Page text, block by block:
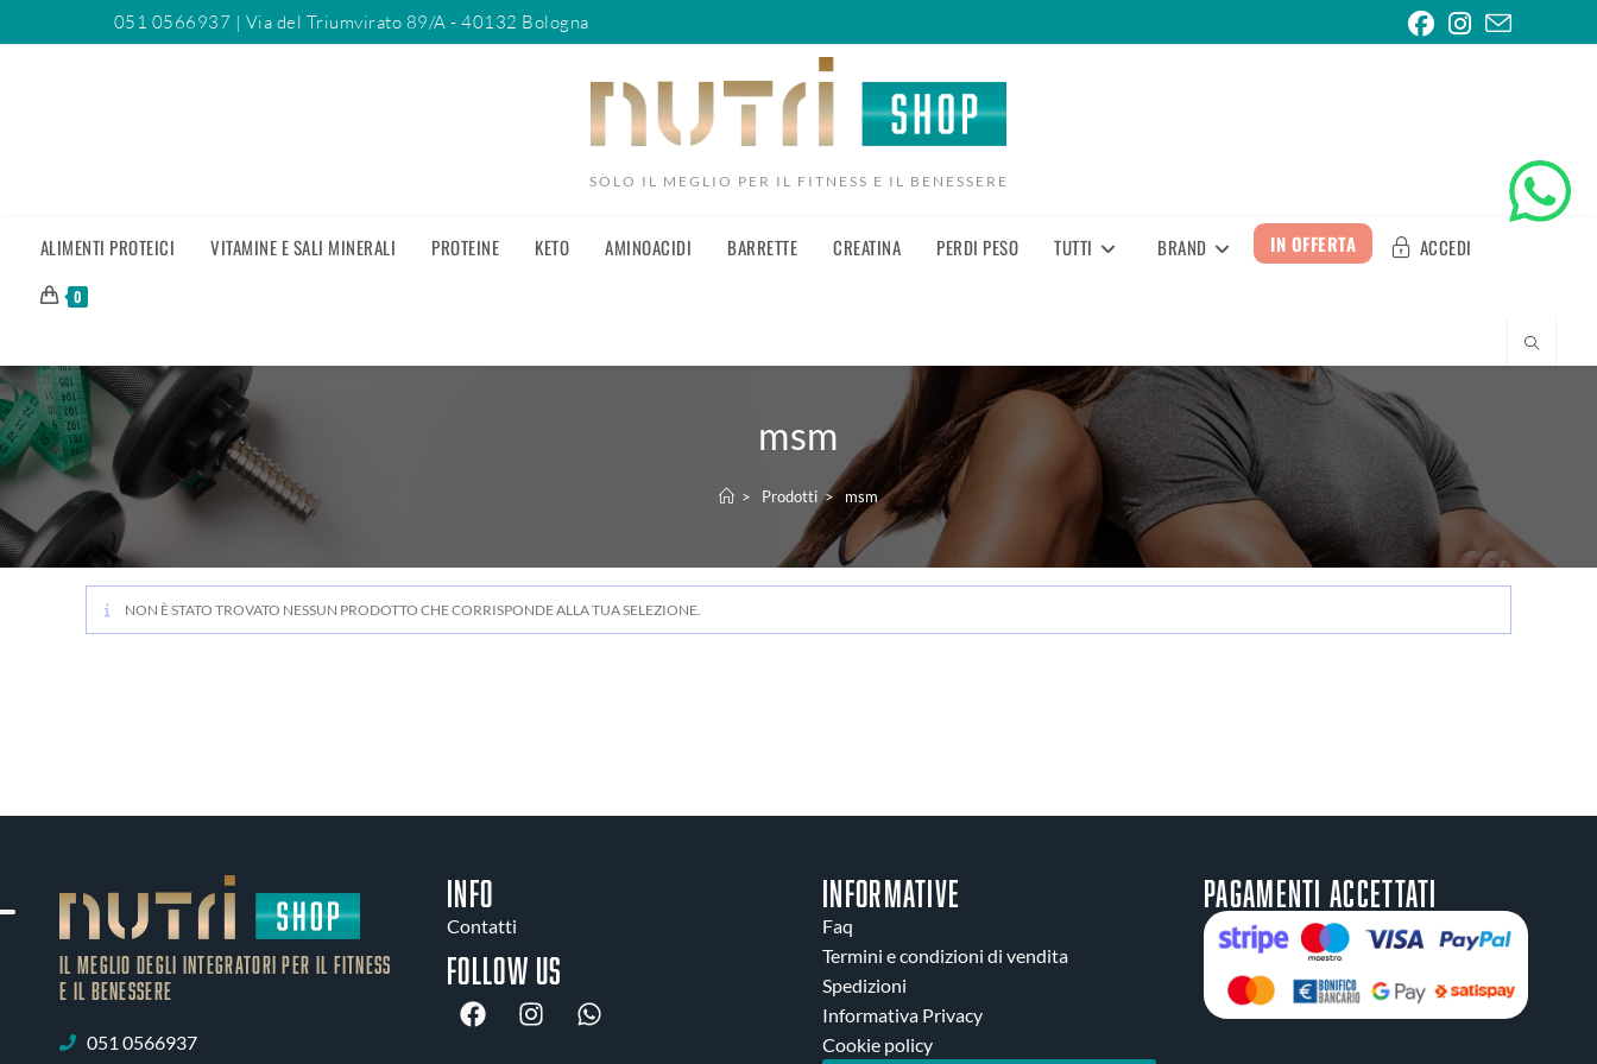
051 0566937 | Via del Triumvirato 89/A - 40132 Bologna
SOLO IL MEGLIO PER IL FITNESS E IL BENESSERE
ALIMENTI PROTEICI VITAMINE E SALI MINERALI PROTEINE KETO AMINOACIDI BARRETTE CREATINA PERDI PESO TUTTI BRAND IN OFFERTA ACCEDI
0
msm
> Prodotti > msm
NON È STATO TROVATO NESSUN PRODOTTO CHE CORRISPONDE ALLA TUA SELEZIONE.
IL MEGLIO DEGLI Integratori PER IL FITNESS
E IL BENESSERE
051 0566937
INFO
Contatti
Follow us
INFORMATIVE
Faq
Termini e condizioni di vendita
Spedizioni
Informativa Privacy
Cookie policy
Pagamenti accettati